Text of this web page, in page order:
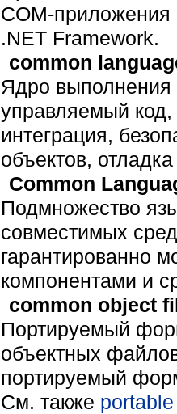
COM-приложения
.NET Framework.
common
Ядро выполнения
управляемый код,
интеграция,
объектов,
Common
Подмножество
совместимых
гарантированно
компонентами и
common object
Портируемый
объектных
портируемый
Cм. также